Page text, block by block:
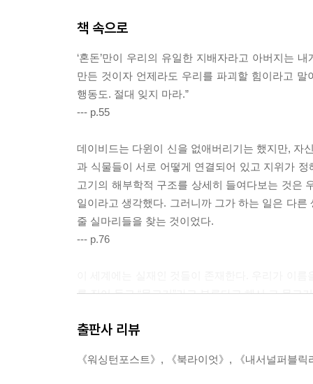
자신이 관찰하는 생물에게서 신의 질서를 찾으
모든 힘을 쏟았다. 지진으로 표본이 없어지고,
학계를 주름 잡았다. 하지만 시간이 흘러 그는 자
후대에 이르러 그의 어류 분류법도 잘못된 것으
자신의 평생을 바친 연구결과가 아무것도 아니
룰루 밀러는 어떤 깨달음을 얻었을까? 아마 자
‘어류’라는 인간의 오류를 벗어나 자연의 진실
살아가면서 자신의 오류를 발견한다. 그리고
진실만을 보여주는 건 아니다. 늘 의심하고, 신중해
안되었지만, 『물고기는 존재하지 않는다』를
다시 한 번 또 읽고 싶은 문장들로 가득할 것이다.
책 속으로
‘혼돈’만이 우리의 유일한 지배자라고 아버지는
만든 것이자 언제라도 우리를 파괴할 힘이라고
행동도. 절대 잊지 마라.”
--- p.55
데이비드는 다윈이 신을 없애버리기는 했지만, 자
과 식물들이 서로 어떻게 연결되어 있고 지위가
고기의 해부학적 구조를 상세히 들여다보는 것은
일이라고 생각했다. 그러니까 그가 하는 일은 다
줄 실마리들을 찾는 것이었다.
--- p.76
를 집어 들고 “물고기”라고 부른다고 해서 그 물
리, 인간을 만드는 데 필요한 실험에 관한 실마리,
출판사 리뷰
《워싱턴포스트》, 《북라이엇》, 《내서널퍼블